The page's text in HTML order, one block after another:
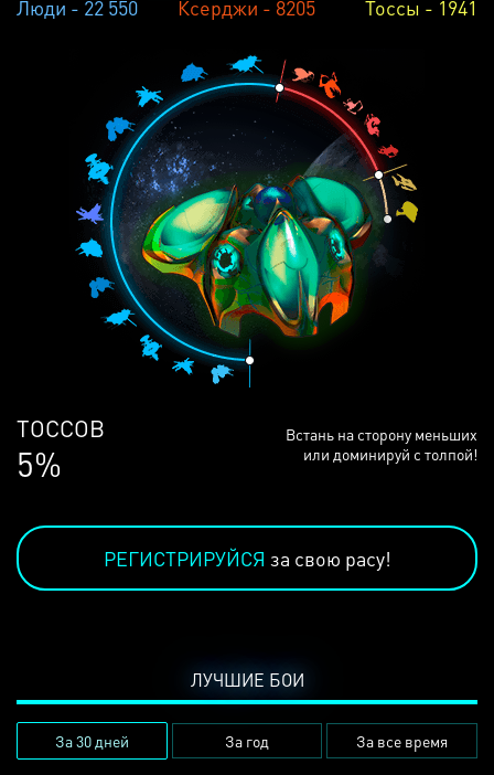
Люди - 22 550 Ксерджи - 8205 Тоссы - 1941
ЛЮДЕЙ
68%
Встань на сторону меньших
или доминируй с толпой!
РЕГИСТРИРУЙСЯ за свою расу!
ЛУЧШИЕ БОИ
За 30 дней За год За все время